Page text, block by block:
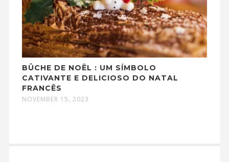
BÛCHE DE NOËL : UM SÍMBOLO
CATIVANTE E DELICIOSO DO NATAL
FRANCÊS
NOVEMBER 15, 2023